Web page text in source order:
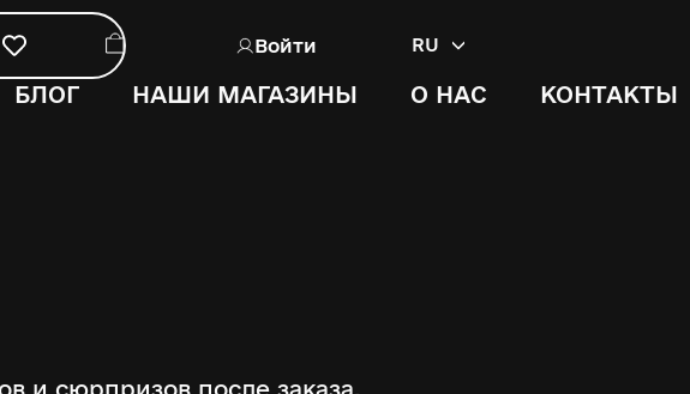
Войти RU
БЛОГ НАШИ МАГАЗИНЫ О НАС КОНТАКТЫ